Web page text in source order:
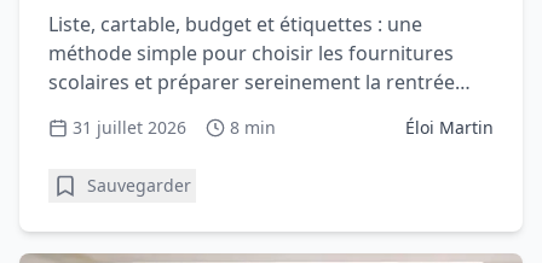
Liste, cartable, budget et étiquettes : une
méthode simple pour choisir les fournitures
scolaires et préparer sereinement la rentrée
31 juillet 2026 8 min Éloi Martin
Sauvegarder